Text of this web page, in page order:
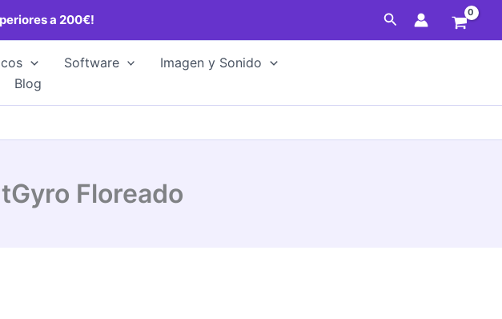
a 200€! Buscar
Software
Imagen y Sonido
Blog
Floreado